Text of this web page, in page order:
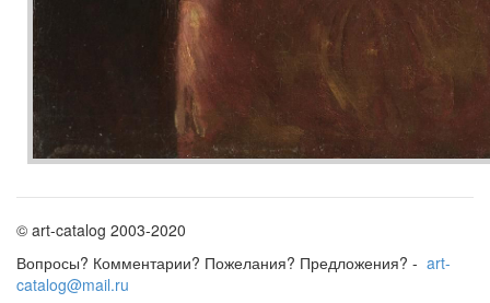
© art-catalog 2003-2020
Вопросы? Комментарии? Пожелания? Предложения? - art-
catalog@mail.ru